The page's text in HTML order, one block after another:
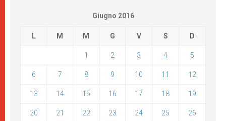
Giugno 2016
L M M G V S D
1 2 3 4 5
6 7 8 9 10 11 12
13 14 15 16 17 18 19
20 21 22 23 24 25 26